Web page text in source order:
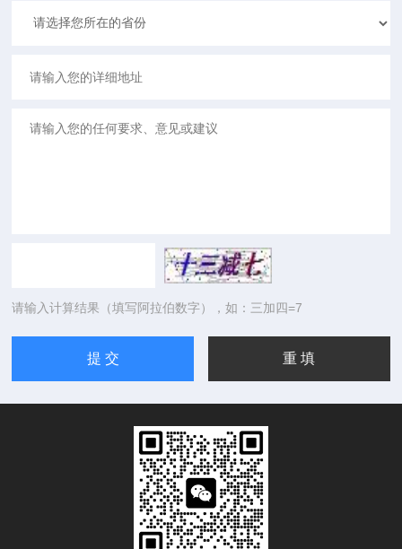
请输入计算结果（填写阿拉伯数字），如：三加四=7